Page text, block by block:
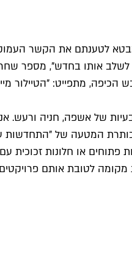
מבטא לטענתם את הקשר
לשלב אותו בחדש", מספר
מתפייט: "הטיילור
של אשפה, חניה ורעש.
המטעה של "התחדשות
או חלונות זכוכית עם
לטובת אותם